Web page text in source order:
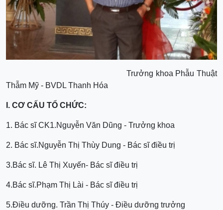
Trưởng khoa Phẫu Thuật
Thẫm Mỹ - BVDL Thanh Hóa
I. CƠ CẤU TỔ CHỨC:
1. Bác sĩ CK1.Nguyễn Văn Dũng - Trưởng khoa
2. Bác sĩ.Nguyễn Thị Thùy Dung - Bác sĩ điều trị
3.Bác sĩ. Lê Thị Xuyến- Bác sĩ điều trị
4.Bác sĩ.Phạm Thị Lài - Bác sĩ điều trị
5.Điều dưỡng. Trần Thị Thúy - Điều dưỡng trưởng